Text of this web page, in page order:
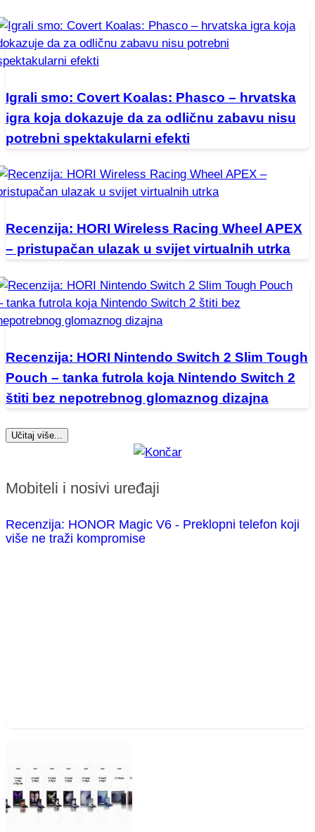
Igrali smo: Covert Koalas: Phasco – hrvatska
igra koja dokazuje da za odličnu zabavu nisu
potrebni spektakularni efekti
Recenzija: HORI Wireless Racing Wheel APEX
– pristupačan ulazak u svijet virtualnih utrka
Recenzija: HORI Nintendo Switch 2 Slim Tough
Pouch – tanka futrola koja Nintendo Switch 2
štiti bez nepotrebnog glomaznog dizajna
Učitaj više...
Mobiteli i nosivi uređaji
Recenzija: HONOR Magic V6 - Preklopni telefon koji
više ne traži kompromise